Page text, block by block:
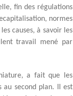
fin des régulations
normes
causes, à savoir les
travail mené par
a fait que les
au second plan. Il est